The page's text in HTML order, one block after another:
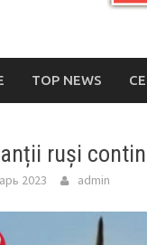
TOP NEWS
ruși
2023 admin